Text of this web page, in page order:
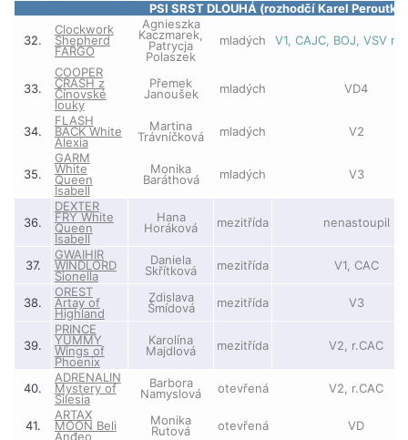
PSI SRST DLOUHÁ (rozhodčí Karel
32.
Clockwork
Shepherd
FARGO
Agnieszka
Kaczmarek,
Patrycja
Polaszek
mladých V1, CAJC, BOJ, VSV
33.
COOPER
CRASH z
Čínovské
louky
Přemek
Janoušek mladých VD4
34.
FLASH
BACK White
Alexia
Martina
Trávníčková mladých V2
35.
GARM
White
Queen
Isabell
Monika
Baráthová mladých V3
36.
DEXTER
FRY White
Queen
Isabell
Hana
Horáková mezitřída nenastoupil
37.
GWAIHIR
WINDLORD
Sionella
Daniela
Skřítková mezitřída V1, CAC
38.
OREST
Artay of
Highland
Zdislava
Šmídová mezitřída V3
39.
PRINCE
YUMMY
Wings of
Phoenix
Karolína
Majdlová mezitřída V2, r.CAC
40.
ADRENALIN
Mystery of
Silesia
Barbora
Namyslová otevřená V2, r.CAC
41.
ARTAX
MOON Beli
Anđeo
Monika
Rutová otevřená VD